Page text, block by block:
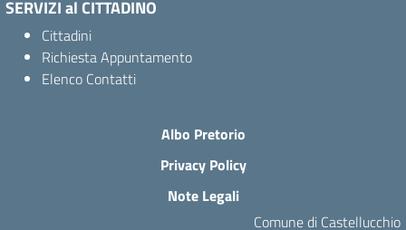
SERVIZI al CITTADINO
Cittadini
Richiesta Appuntamento
Elenco Contatti
Albo Pretorio
Privacy Policy
Note Legali
Comune di Castellucchio